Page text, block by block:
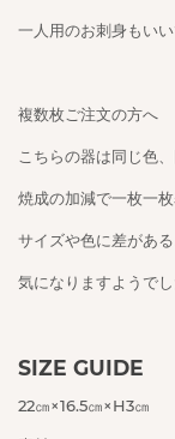
一人用のお刺身もいい
複数枚ご注文の方へ
こちらの器は同じ色、
焼成の加減で一枚一
サイズや色に差があ
気になりますようで
SIZE GUIDE
22㎝×16.5㎝×H3㎝